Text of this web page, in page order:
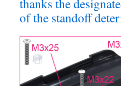
of the standoff